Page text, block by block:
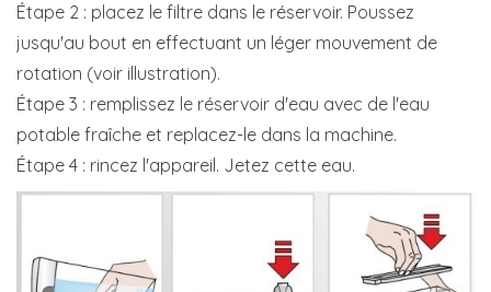
Étape 2 : placez le filtre dans le réservoir. Poussez
jusqu'au bout en effectuant un léger mouvement de
rotation (voir illustration).
Étape 3 : remplissez le réservoir d'eau avec de l'eau
potable fraîche et replacez-le dans la machine.
Étape 4 : rincez l'appareil. Jetez cette eau.